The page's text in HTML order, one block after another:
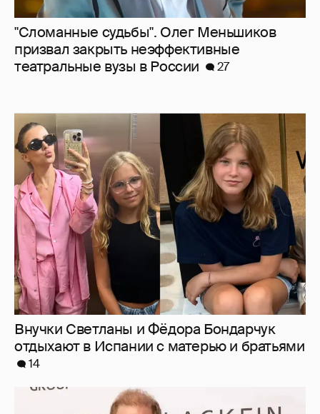
Внучки Светланы и Фёдора Бондарчук
отдыхают в Испании с матерью и братьями
14